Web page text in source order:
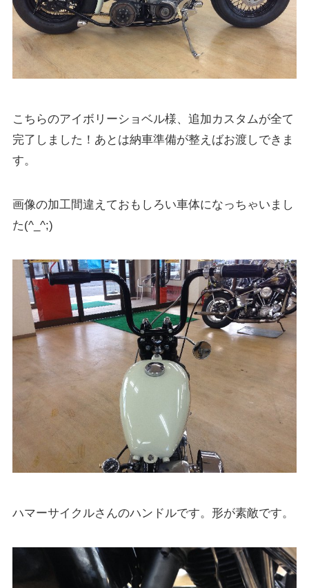
こちらのアイボリーショベル様、追加カスタムが全て
完了しました！あとは納車準備が整えばお渡しできま
す。
画像の加工間違えておもしろい車体になっちゃいまし
た(^_^;)
ハマーサイクルさんのハンドルです。形が素敵です。